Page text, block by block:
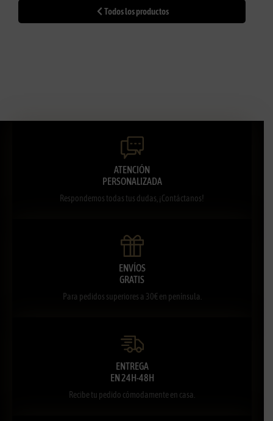
Todos los productos
ATENCIÓN
PERSONALIZADA
Respondemos todas tus dudas, ¡Contáctanos!
ENVÍOS
GRATIS
Para pedidos superiores a 30€ en península.
ENTREGA
EN 24H-48H
Recibe tu pedido cómodamente en casa.